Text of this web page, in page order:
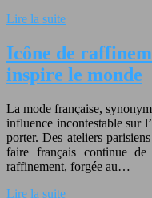
Lire la suite
Icône de
inspire le monde
La mode française,
influence incontestable sur
porter. Des ateliers
faire français continue
raffinement, forgée au…
Lire la suite